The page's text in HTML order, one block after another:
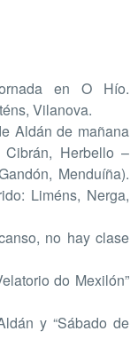
en O Hío.
Vilanova.
Aldán de mañana
Herbello –
Menduíña).
Liméns, Nerga,
no hay clase
do Mexilón”
y “Sábado de